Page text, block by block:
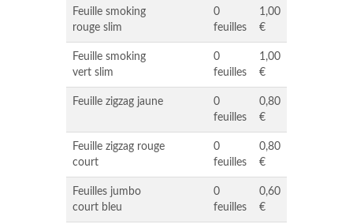
Feuille smoking
rouge slim
0
feuilles
1,00
€
Feuille smoking
vert slim
0
feuilles
1,00
€
Feuille zigzag jaune
0
feuilles
0,80
€
Feuille zigzag rouge
court
0
feuilles
0,80
€
Feuilles jumbo
court bleu
0
feuilles
0,60
€